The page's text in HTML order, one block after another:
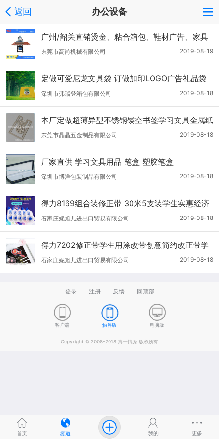
返回 办公设备
广州/韶关直销烫金、粘合箱包、鞋材广告、家具
布双工位印像机 广州箱包 箱包印花
2019-08-19
东莞市高尚机械有限公司
定做可爱尼龙文具袋 订做加印LOGO广告礼品袋
爱学习文具袋
2019-08-18
深圳市弗瑞登箱包有限公司
本厂定做超薄异型不锈钢镂空书签学习文具金属纸
夹
2019-08-18
东莞市晶晶五金制品有限公司
厂家直供 学习文具用品 笔盒 塑胶笔盒
2019-08-18
深圳市博洋包装制品有限公司
得力8169组合装修正带 30米5支装学生实惠经济
涂改带学习文具
2019-08-18
石家庄妮旭儿进出口贸易有限公司
得力7202修正带学生用涂改带创意简约改正带学
习文具带长8米
2019-08-18
石家庄妮旭儿进出口贸易有限公司
登录 注册 反馈 回顶部
客户端 触屏版 电脑版
Copyright © 2008-2018 真一情缘 版权所有
首页 频道 我的 更多